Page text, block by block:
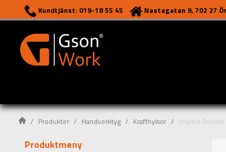
Kundtjänst: 019-18 55 45 Nastagatan 9, 702 27
Produkter Handverktyg Krafthylsor Impact
Produktmeny